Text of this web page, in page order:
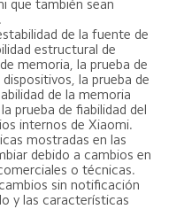
que también sean
de la fuente de
estructural de
memoria, la prueba de
la prueba de
de la memoria
prueba de fiabilidad del
internos de Xiaomi.
mostradas en las
debido a cambios en
o técnicas.
sin notificación
y las características